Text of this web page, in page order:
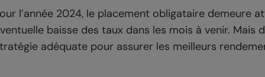
l’année 2024, le placement obligataire demeure
baisse des taux dans les mois à venir. Mais
adéquate pour assurer les meilleurs